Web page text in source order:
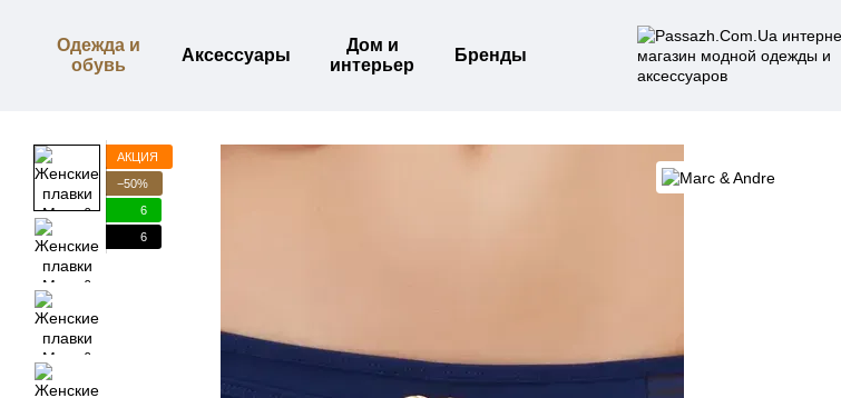
Одежда и
обувь
Аксессуары
Дом и
интерьер
Бренды
АКЦИЯ
−50%
6
6